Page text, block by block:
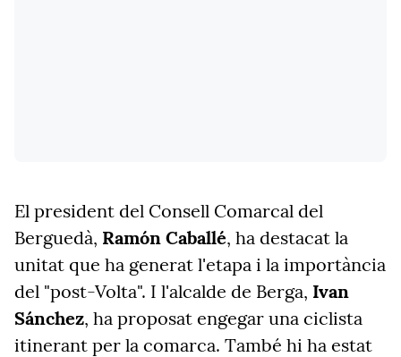
El president del Consell Comarcal del
Berguedà, Ramón Caballé, ha destacat la
unitat que ha generat l'etapa i la importància
del "post-Volta". I l'alcalde de Berga, Ivan
Sánchez, ha proposat engegar una ciclista
itinerant per la comarca. També hi ha estat